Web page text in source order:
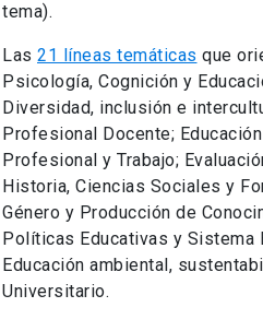
tema).
Las 21 líneas temáticas que
Psicología, Cognición y
Diversidad, inclusión e
Profesional Docente;
Profesional y Trabajo;
Historia, Ciencias Sociales y
Género y Producción de
Políticas Educativas y Sistema
Educación ambiental,
Universitario.